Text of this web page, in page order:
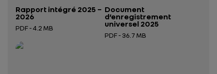
Rapport intégré 2025 –
2026
PDF - 4.2 MB
Ouverture dans un nouvel onglet
Document
d’enregistrement
universel 2025
PDF - 36.7 MB